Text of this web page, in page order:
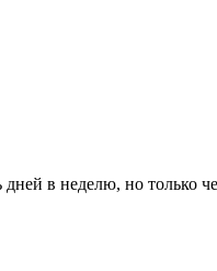
в неделю, но только